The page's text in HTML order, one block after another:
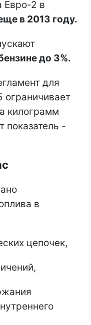
Евро-2 в
в 2013 году.
до 3%.
для
ограничивает
килограмм
показатель -
в
цепочек,